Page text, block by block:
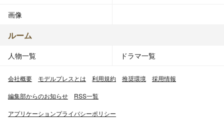
画像
ルーム
人物一覧 ドラマ一覧
会社概要 モデルプレスとは 利用規約 推奨環境 採用情報
編集部からのお知らせ RSS一覧
アプリケーションプライバシーポリシー